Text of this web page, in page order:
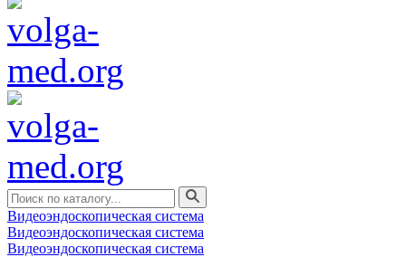
Видеоэндоскопическая система
Видеоэндоскопическая система
Видеоэндоскопическая система